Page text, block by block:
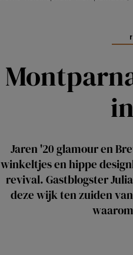
Jaren '20 glamour en
winkeltjes en hippe
revival. Gastblogster
deze wijk ten zuiden